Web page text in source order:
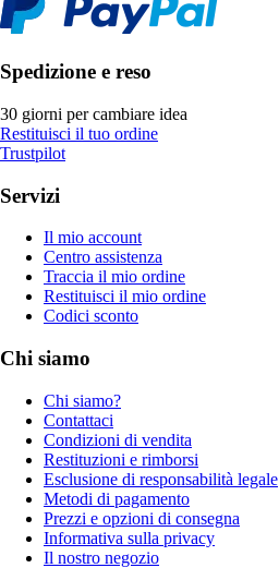
Spedizione e reso
30 giorni per cambiare idea
Restituisci il tuo ordine
Trustpilot
Servizi
Il mio account
Centro assistenza
Traccia il mio ordine
Restituisci il mio ordine
Codici sconto
Chi siamo
Chi siamo?
Contattaci
Condizioni di vendita
Restituzioni e rimborsi
Esclusione di responsabilità legale
Metodi di pagamento
Prezzi e opzioni di consegna
Informativa sulla privacy
Il nostro negozio